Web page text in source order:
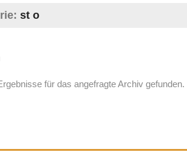
st o
für das angefragte Archiv gefunden.